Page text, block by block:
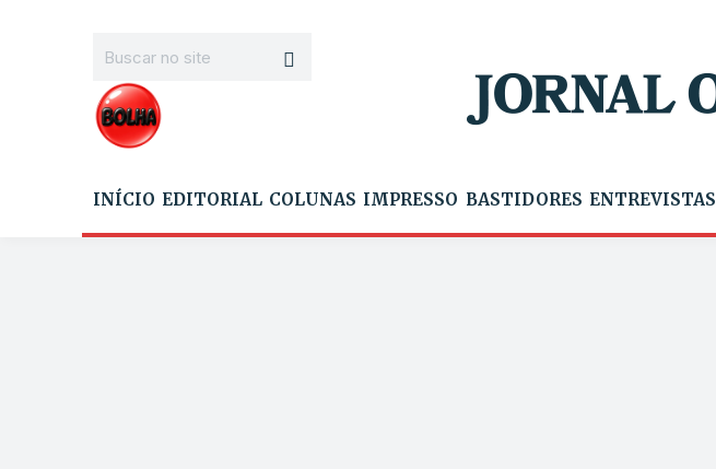
INÍCIO EDITORIAL COLUNAS IMPRESSO BASTIDORES ENTREVISTAS